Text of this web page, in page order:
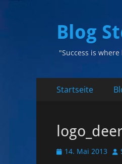
Blog
"Success is
Primäres
Inhalt
Startseite
Veröffentlicht
14. Mai 2013